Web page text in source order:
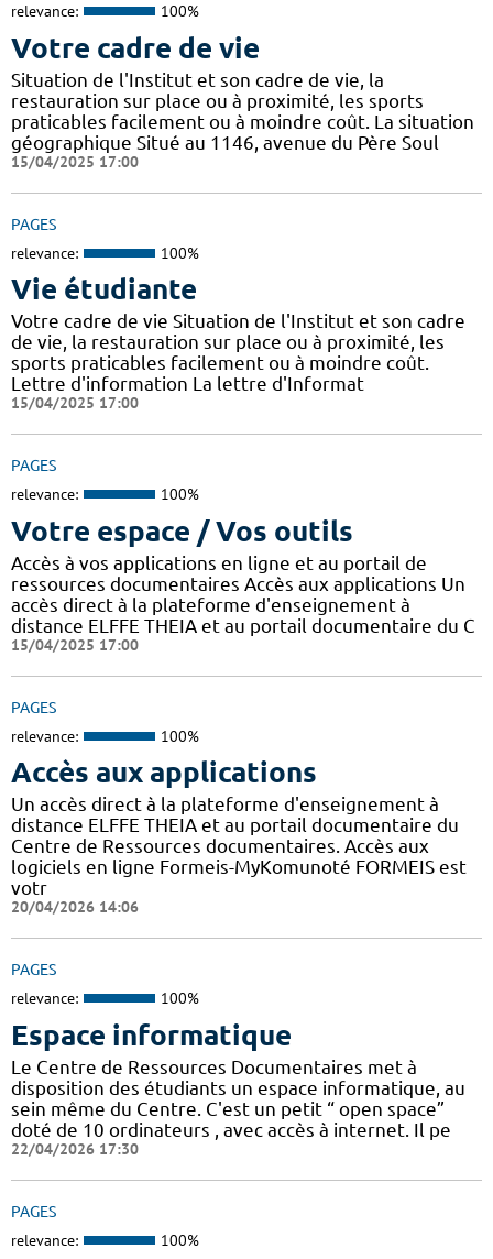
relevance: 100%
Votre cadre de vie
Situation de l'Institut et son cadre de vie, la
restauration sur place ou à proximité, les sports
praticables facilement ou à moindre coût. La situation
géographique Situé au 1146, avenue du Père Soul
15/04/2025 17:00
PAGES
relevance: 100%
Vie étudiante
Votre cadre de vie Situation de l'Institut et son cadre
de vie, la restauration sur place ou à proximité, les
sports praticables facilement ou à moindre coût.
Lettre d'information La lettre d'Informat
15/04/2025 17:00
PAGES
relevance: 100%
Votre espace / Vos outils
Accès à vos applications en ligne et au portail de
ressources documentaires Accès aux applications Un
accès direct à la plateforme d'enseignement à
distance ELFFE THEIA et au portail documentaire du C
15/04/2025 17:00
PAGES
relevance: 100%
Accès aux applications
Un accès direct à la plateforme d'enseignement à
distance ELFFE THEIA et au portail documentaire du
Centre de Ressources documentaires. Accès aux
logiciels en ligne Formeis-MyKomunoté FORMEIS est
votr
20/04/2026 14:06
PAGES
relevance: 100%
Espace informatique
Le Centre de Ressources Documentaires met à
disposition des étudiants un espace informatique, au
sein même du Centre. C'est un petit “ open space”
doté de 10 ordinateurs , avec accès à internet. Il pe
22/04/2026 17:30
PAGES
relevance: 100%